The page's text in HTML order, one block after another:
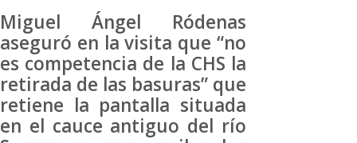
Miguel Ángel Ródenas
aseguró en la visita que “no
es competencia de la CHS la
retirada de las basuras” que
retiene la pantalla situada
en el cauce antiguo del río